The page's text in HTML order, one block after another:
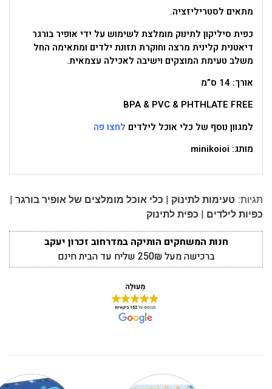
מתאים לסטריליזציה.
כפית סיליקון לתינוק מומלצת לשימוש על ידי אופיר בורגר
דיאטנית קלינית מרצה וחוקרת תזונת ילדים ומתאימה החל
משלב טעימת המוצקים וישיבה לאכילה עצמאית.
אורך: 14 ס”מ
BPA & PVC & PHTHLATE FREE
למגוון נוסף של כלי אוכל לילדים לחצו פה
מותג: minikoioi
תגיות: טעימות לתינוק | כלי אוכל מומלצים של אופיר בורגר |
כפיות לילדים | כפית לתינוק
חנות המשחקים הותיקה במדרחוב זכרון יעקב
ברכישה מעל 250₪ שליח עד הבית חינם